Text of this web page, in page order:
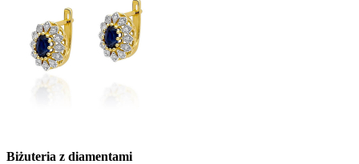
Biżuteria z diamentami